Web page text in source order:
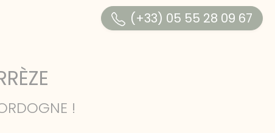
(+33) 05 55 28 09 67
!